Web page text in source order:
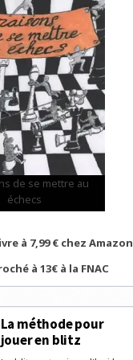
de se mettre au
échecs
à 7,99 € chez Amazon
à 13€ à la FNAC
La méthode pour
jouer en blitz